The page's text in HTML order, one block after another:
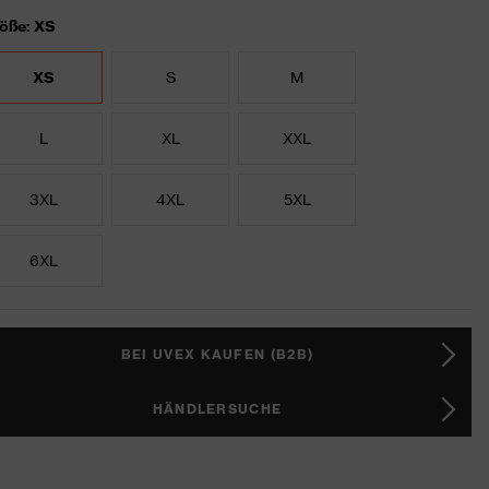
XS
XS S M
L XL XXL
3XL 4XL 5XL
6XL
BEI UVEX KAUFEN (B2B)
HÄNDLERSUCHE